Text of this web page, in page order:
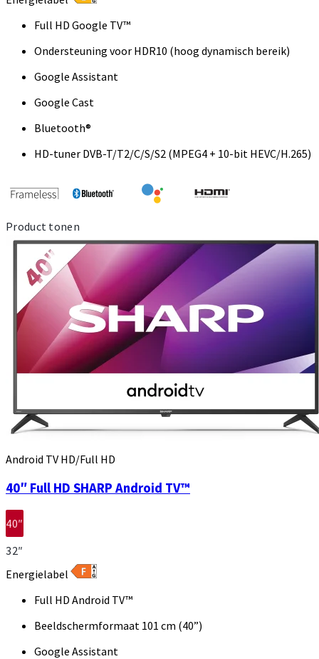
Full HD Google TV™
Ondersteuning voor HDR10 (hoog dynamisch bereik)
Google Assistant
Google Cast
Bluetooth®
HD-tuner DVB-T/T2/C/S/S2 (MPEG4 + 10-bit HEVC/H.265)
Product tonen
Android TV HD/Full HD
40″ Full HD SHARP Android TV™
40″
32″
Energielabel
Full HD Android TV™
Beeldschermformaat 101 cm (40”)
Google Assistant